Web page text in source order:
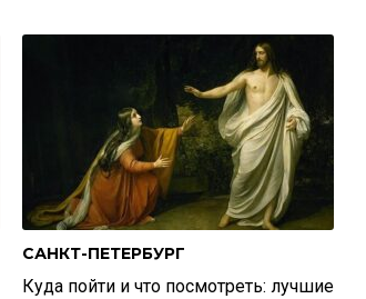
САНКТ-ПЕТЕРБУРГ
Куда пойти и что посмотреть: лучшие